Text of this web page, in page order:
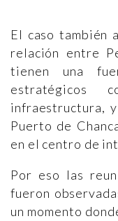
El caso también
relación entre
tienen una
estratégicos
infraestructura,
Puerto de
en el centro de
Por eso las
fueron
un momento